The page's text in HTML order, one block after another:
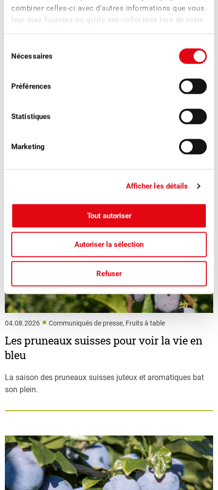
combiner celles-ci avec d'autres informations que vous
leur avez fournies ou qu'ils ont collectées lors de votre
Nécessaires
Préférences
Statistiques
Marketing
Afficher les détails
Tout autoriser
Autoriser la sélection
Refuser
Chantale Meyer
04.08.2026 ■ Communiqués de presse, Fruits à table
Les pruneaux suisses pour voir la vie en
bleu
La saison des pruneaux suisses juteux et aromatiques bat
son plein.